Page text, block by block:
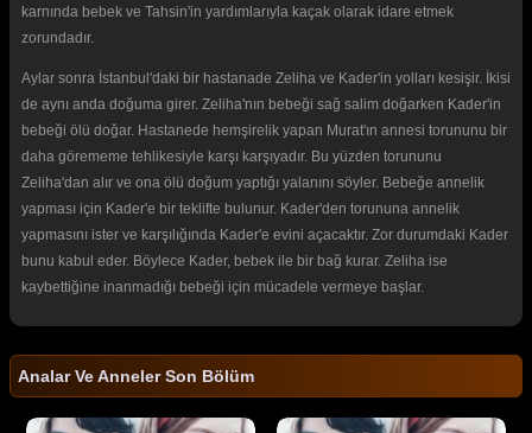
karnında bebek ve Tahsin'in yardımlarıyla kaçak olarak idare etmek
zorundadır.
Aylar sonra İstanbul'daki bir hastanade Zeliha ve Kader'in yolları kesişir. İkisi
de aynı anda doğuma girer. Zeliha'nın bebeği sağ salim doğarken Kader'in
bebeği ölü doğar. Hastanede hemşirelik yapan Murat'ın annesi torununu bir
daha görememe tehlikesiyle karşı karşıyadır. Bu yüzden torununu
Zeliha'dan alır ve ona ölü doğum yaptığı yalanını söyler. Bebeğe annelik
yapması için Kader'e bir teklifte bulunur. Kader'den torununa annelik
yapmasını ister ve karşılığında Kader'e evini açacaktır. Zor durumdaki Kader
bunu kabul eder. Böylece Kader, bebek ile bir bağ kurar. Zeliha ise
kaybettiğine inanmadığı bebeği için mücadele vermeye başlar.
Analar Ve Anneler Son Bölüm